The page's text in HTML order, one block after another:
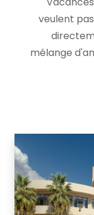
veulent
mélange